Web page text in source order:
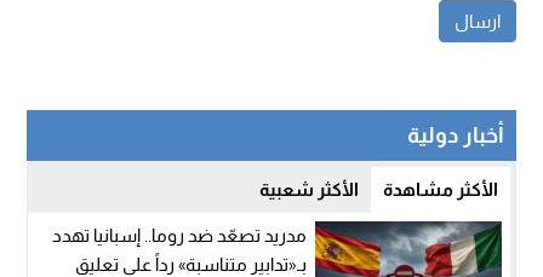
أخبار دولية
الأكثر مشاهدة الأكثر شعبية
مدريد تصعّد ضد روما.. إسبانيا تهدد
بـ«تدابير متناسبة» رداً على تعليق